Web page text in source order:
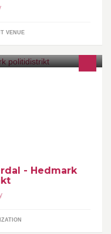
VENUE
- Hedmark